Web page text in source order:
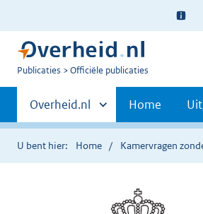
Ter
U
Publicaties Officiële publicaties
Primaire
navigatie
Andere
sites
binnen
Overheid.nl Home
U bent hier: Home Kamervragen